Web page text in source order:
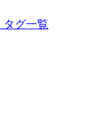
タグ一覧